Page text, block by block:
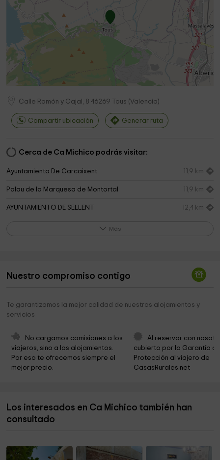
Calle Ramón y Cajal, 8 46269 Tous (Valencia)
Compartir ubicación Generar ruta
Cerca de Ca Michico podrás visitar:
Ayuntamiento De Carcaixent 11,9 km
Palau de la Marquesa de Montortal 11,9 km
AYUNTAMIENTO DE SELLENT 12,4 km
Real Hermandad santa faz del señor 13,2 km
Plaza Argentina
Parc de Pere Crespí
Museu Valencià de la Festa
Basílica Parroquial De San Jaime Apóstol 13,9 km
Ayuntamiento de Rotglà i Corberá 15,6 km
Más
Nuestro compromiso contigo
Te garantizamos la mejor calidad de nuestros alojamientos y
servicios
No cargamos comisiones a los
viajeros, sino a los alojamientos.
Por eso te ofrecemos siempre el
mejor precio.
Al reservar con
cubierto por la Garantía
Protección al viajero de
CasasRurales.net
Los interesados en Ca Michico también han
consultado